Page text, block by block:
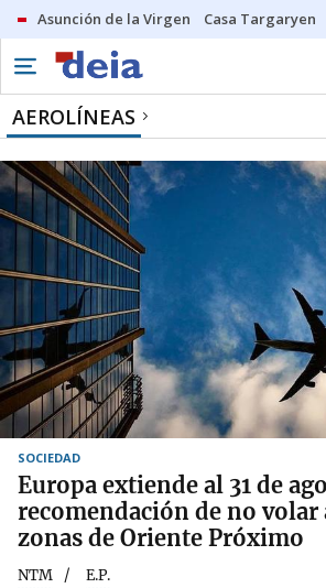
Asunción de la Virgen Casa Targaryen
AEROLÍNEAS
SOCIEDAD
Europa extiende al 31 de
recomendación de no volar
zonas de Oriente Próximo
NTM E.P.